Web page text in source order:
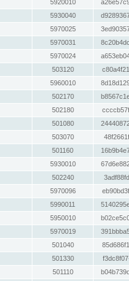
5920010
5930040
5970025
5970031
5970024
503120
5960010
502170
502180
501080
503070
501160
5930010
502240
5970096
5990011
5950010
5970019
501040
501330
501110